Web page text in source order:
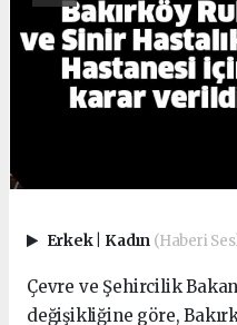
Erkek Kadın (Haberi
Çevre ve Şehircilik
değişikliğine göre,